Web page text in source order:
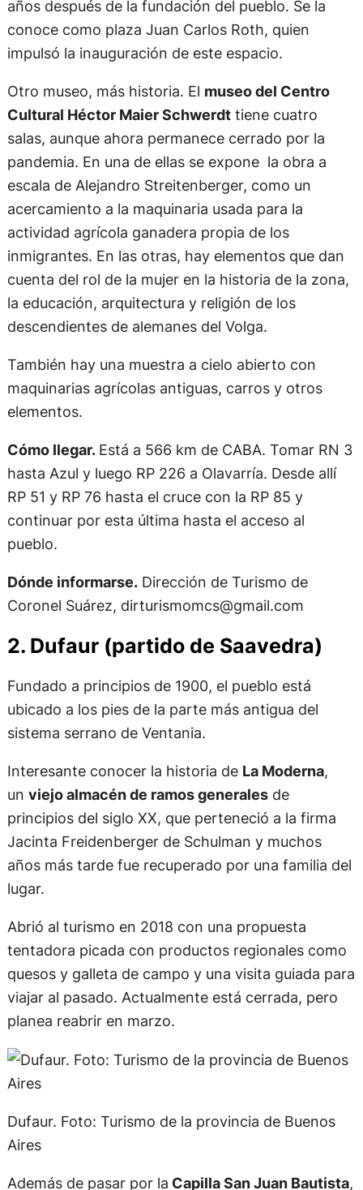
años después de la fundación del pueblo. Se la
conoce como plaza Juan Carlos Roth, quien
impulsó la inauguración de este espacio.
Otro museo, más historia. El museo del Centro
Cultural Héctor Maier Schwerdttiene cuatro
salas, aunque ahora permanece cerrado por la
pandemia. En una de ellas se expone la obra a
escala de Alejandro Streitenberger, como un
acercamiento a la maquinaria usada para la
actividad agrícola ganadera propia de los
inmigrantes. En las otras, hay elementos que dan
cuenta del rol de la mujer en la historia de la zona,
la educación, arquitectura y religión de los
descendientes de alemanes del Volga.
También hay una muestra a cielo abierto con
maquinarias agrícolas antiguas, carros y otros
elementos.
Cómo llegar. Está a 566 km de CABA. Tomar RN 3
hasta Azul y luego RP 226 a Olavarría. Desde allí
RP 51 y RP 76 hasta el cruce con la RP 85 y
continuar por esta última hasta el acceso al
pueblo.
Dónde informarse.Dirección de Turismo de
Coronel Suárez, dirturismomcs@gmail.com
2. Dufaur (partido de Saavedra)
Fundado a principios de 1900, el pueblo está
ubicado a los pies de la parte más antigua del
sistema serrano de Ventania.
Interesante conocer la historia de La Moderna,
un viejo almacén de ramos generalesde
principios del siglo XX, que perteneció a la firma
Jacinta Freidenberger de Schulman y muchos
años más tarde fue recuperado por una familia del
lugar.
Abrió al turismo en 2018 con una propuesta
tentadora picada con productos regionales como
quesos y galleta de campo y una visita guiada para
viajar al pasado. Actualmente está cerrada, pero
planea reabrir en marzo.
Dufaur. Foto: Turismo de la provincia de Buenos
Aires
Además de pasar por la Capilla San Juan Bautista,